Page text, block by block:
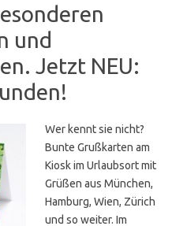
und
Jetzt NEU:
Wer kennt sie nicht?
Bunte Grußkarten am
Kiosk im Urlaubsort mit
Grüßen aus München,
Hamburg, Wien, Zürich
und so weiter. Im